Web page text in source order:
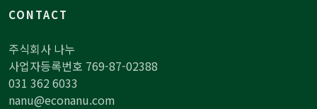
CONTACT
주식회사 나누
사업자등록번호 769-87-02388
031 362 6033
nanu@econanu.com